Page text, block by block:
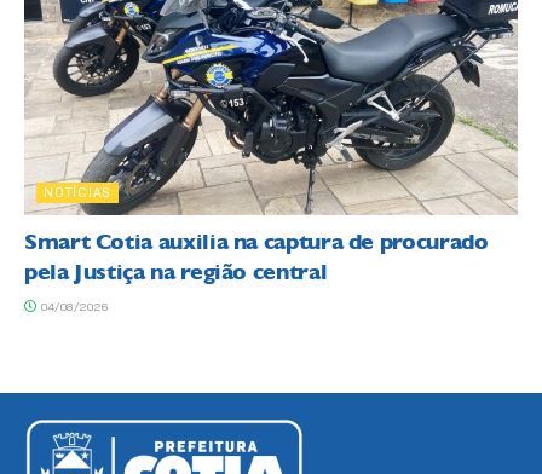
NOTÍCIAS
Smart Cotia auxilia na captura de procurado
pela Justiça na região central
04/08/2026